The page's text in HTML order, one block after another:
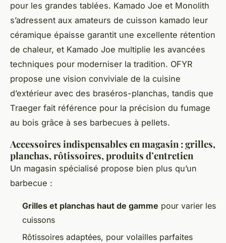
pour les grandes tablées. Kamado Joe et Monolith
s’adressent aux amateurs de cuisson kamado leur
céramique épaisse garantit une excellente rétention
de chaleur, et Kamado Joe multiplie les avancées
techniques pour moderniser la tradition. OFYR
propose une vision conviviale de la cuisine
d’extérieur avec des braséros-planchas, tandis que
Traeger fait référence pour la précision du fumage
au bois grâce à ses barbecues à pellets.
Accessoires indispensables en magasin : grilles,
planchas, rôtissoires, produits d’entretien
Un magasin spécialisé propose bien plus qu’un
barbecue :
Grilles et planchas haut de gamme pour varier les
cuissons
Rôtissoires adaptées, pour volailles parfaites